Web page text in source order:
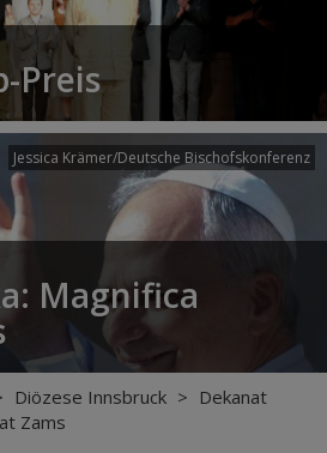
Preis
Jessica Krämer/Deutsche Bischofskonferenz
Magnifica
Diözese Innsbruck > Dekanat
Zams